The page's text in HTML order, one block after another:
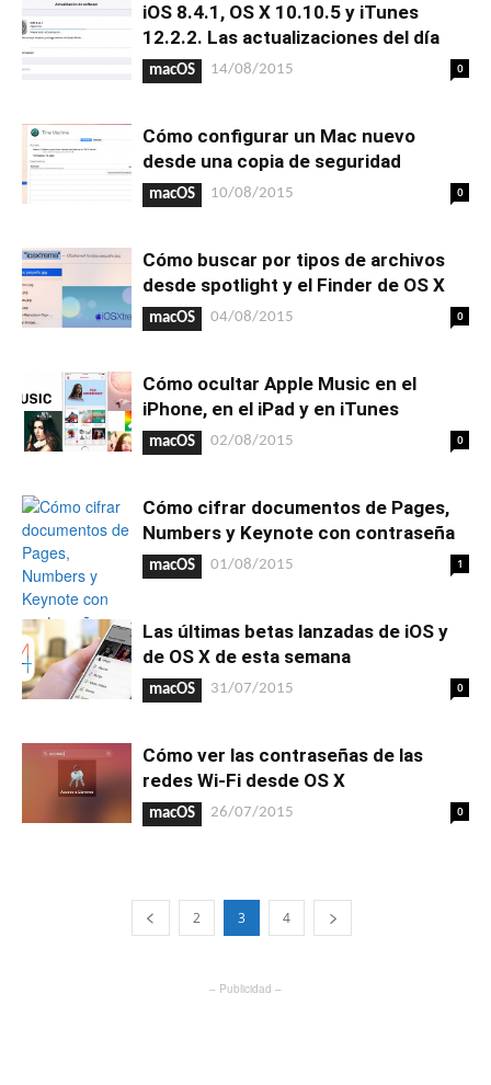
iOS 8.4.1, OS X 10.10.5 y iTunes
12.2.2. Las actualizaciones del día
macOS 14/08/2015 0
Cómo configurar un Mac nuevo
desde una copia de seguridad
macOS 10/08/2015 0
Cómo buscar por tipos de archivos
desde spotlight y el Finder de OS X
macOS 04/08/2015 0
Cómo ocultar Apple Music en el
iPhone, en el iPad y en iTunes
macOS 02/08/2015 0
Cómo cifrar documentos de Pages,
Numbers y Keynote con contraseña
macOS 01/08/2015 1
Las últimas betas lanzadas de iOS y
de OS X de esta semana
macOS 31/07/2015 0
Cómo ver las contraseñas de las
redes Wi-Fi desde OS X
macOS 26/07/2015 0
2 3 4
– Publicidad –